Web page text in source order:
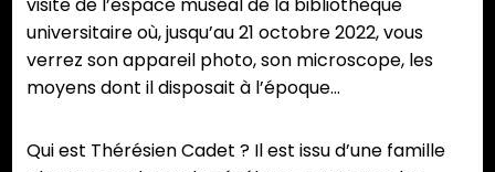
visite de l’espace muséal de la bibliothèque
universitaire où, jusqu’au 21 octobre 2022, vous
verrez son appareil photo, son microscope, les
moyens dont il disposait à l’époque…
Qui est Thérésien Cadet ? Il est issu d’une famille